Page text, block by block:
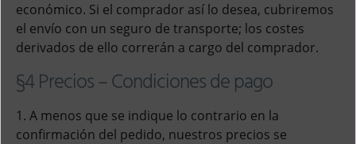
económico. Si el comprador así lo desea, cubriremos
el envío con un seguro de transporte; los costes
derivados de ello correrán a cargo del comprador.
§4 Precios – Condiciones de pago
1. A menos que se indique lo contrario en la
confirmación del pedido, nuestros precios se